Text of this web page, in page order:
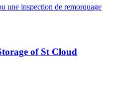
une inspection de remorquage
of St Cloud